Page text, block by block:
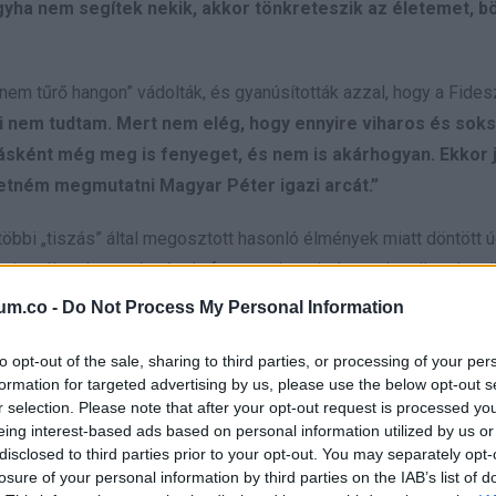
- Do Not Process My Personal Information
opt-out of the sale, sharing to third parties, or processing of your
for targeted advertising by us, please use the below opt-out
selection. Please note that after your opt-out request is processed
interest-based ads based on personal information utilized by us
to third parties prior to your opt-out. You may separately
of your personal information by third parties on the IAB’s list of
nem segítek nekik, akkor tönkreteszik az életemet,
tűrő hangon” vádolták, és gyanúsították azzal, hogy a
nem tudtam. Mert nem elég, hogy ennyire viharos és
még meg is fenyeget, és nem is akárhogyan. Ekkor
megmutatni Magyar Péter igazi arcát.”
„tiszás” által megosztott hasonló élmények miatt döntött
a változás reményét, de fontosnak tartja, hogy tisztában
„Higgyétek el, én nem akarom elvenni a változás reményét
hogy ki és milyen értékek mentén szeretne változást
kommunikálni a továbbiakban, és ígérte, hogy további
Magyarral, és mik azok az elvek, amelyekben a mai